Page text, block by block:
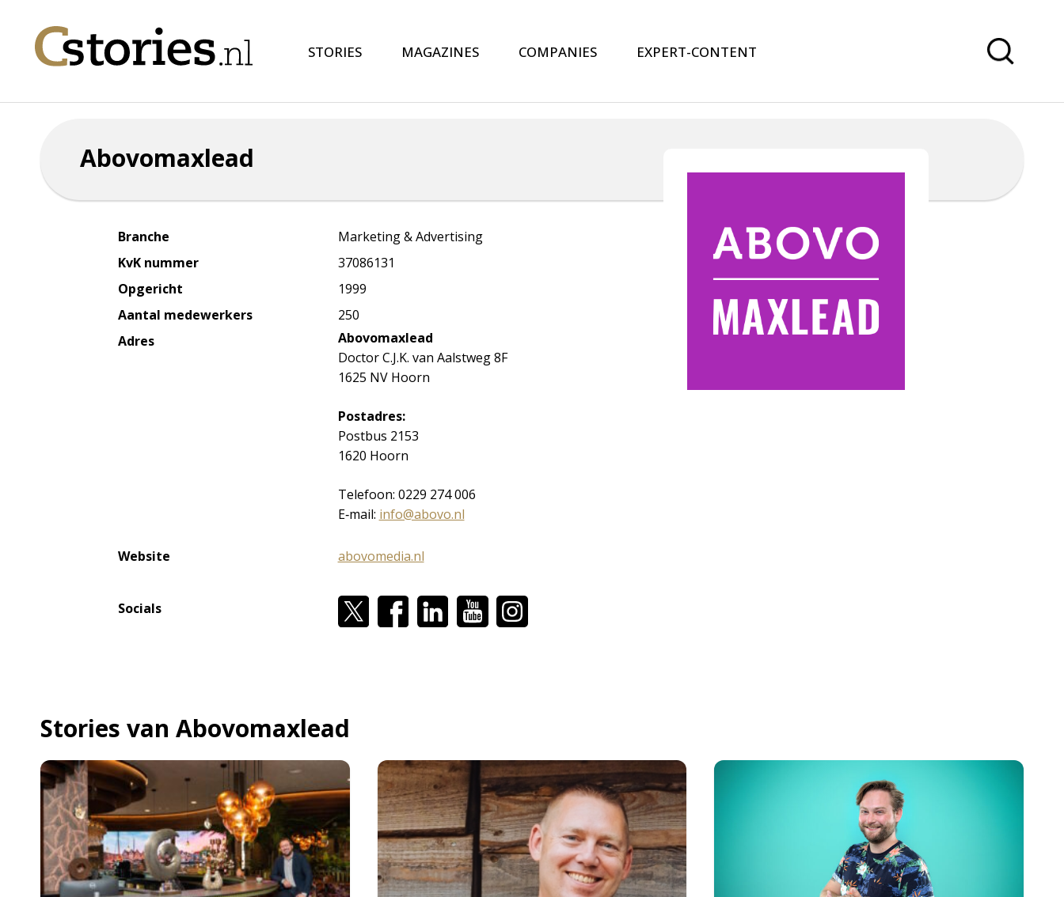
STORIES MAGAZINES COMPANIES EXPERT-CONTENT
Abovomaxlead
Branche
Marketing & Advertising
KvK nummer
37086131
Opgericht
1999
Aantal medewerkers
250
Adres
Abovomaxlead
Doctor C.J.K. van Aalstweg 8F
1625 NV Hoorn
Postadres:
Postbus 2153
1620 Hoorn
Telefoon: 0229 274 006
E‐mail: info@abovo.nl
Website abovomedia.nl
Socials
Stories van Abovomaxlead